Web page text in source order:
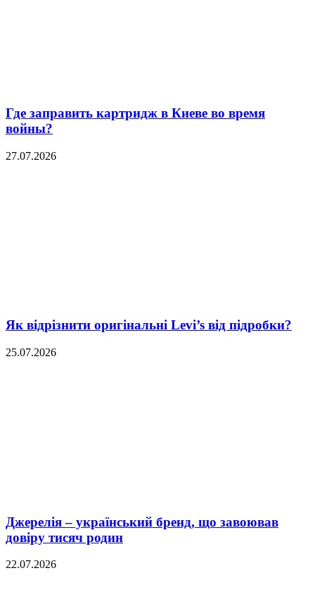
Где заправить картридж в Киеве во время
войны?
27.07.2026
Як відрізнити оригінальні Levi’s від підробки?
25.07.2026
Джерелія – український бренд, що завоював
довіру тисяч родин
22.07.2026